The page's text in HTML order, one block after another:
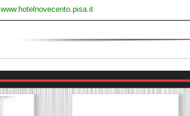
www.hotelnovecento.pisa.it